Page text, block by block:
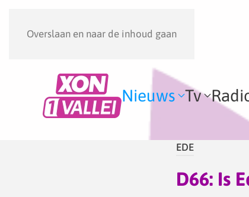
Overslaan en naar de inhoud gaan
Nieuws Tv
EDE
D66: Is